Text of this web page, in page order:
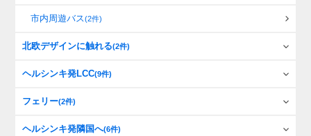
市内周遊バス(2件)
北欧デザインに触れる(2件)
ヘルシンキ発LCC(9件)
フェリー(2件)
ヘルシンキ発隣国へ(6件)